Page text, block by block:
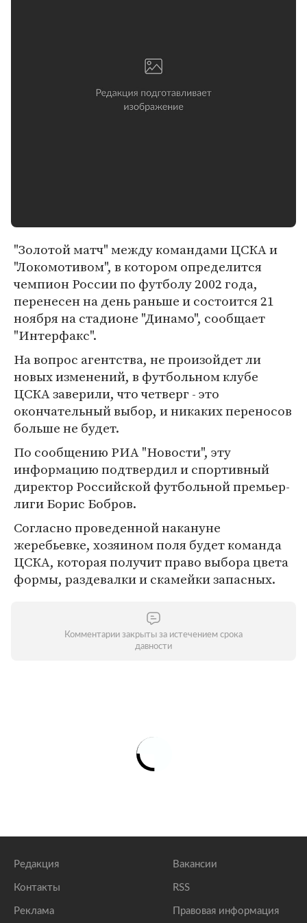
"Золотой матч" между командами ЦСКА и
"Локомотивом", в котором определится
чемпион России по футболу 2002 года,
перенесен на день раньше и состоится 21
ноября на стадионе "Динамо", сообщает
"Интерфакс".
На вопрос агентства, не произойдет ли
новых изменений, в футбольном клубе
ЦСКА заверили, что четверг - это
окончательный выбор, и никаких переносов
больше не будет.
По сообщению РИА "Новости", эту
информацию подтвердил и спортивный
директор Российской футбольной премьер-
лиги Борис Бобров.
Согласно проведенной накануне
жеребьевке, хозяином поля будет команда
ЦСКА, которая получит право выбора цвета
формы, раздевалки и скамейки запасных.
Комментарии закрыты за истечением срока
давности
Редакция
Контакты
Реклама
Вакансии
RSS
Правовая информация